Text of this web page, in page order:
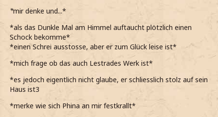
*mir denke und...*
*als das Dunkle Mal am Himmel auftaucht plötzlich einen
Schock bekomme*
*einen Schrei ausstosse, aber er zum Glück leise ist*
*mich frage ob das auch Lestrades Werk ist*
*es jedoch eigentlich nicht glaube, er schliesslich stolz auf sein
Haus ist3
*merke wie sich Phina an mir festkrallt*